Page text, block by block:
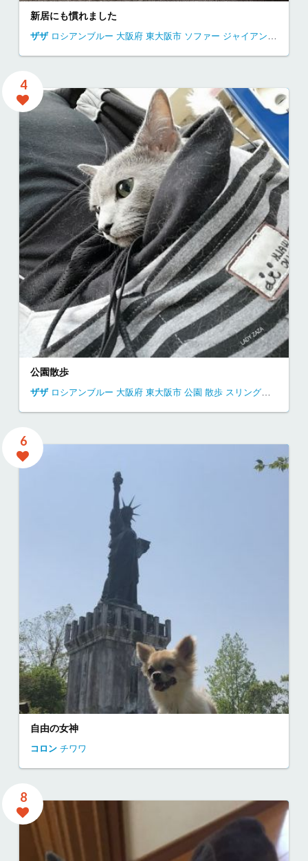
新居にも慣れました
ザザ ロシアンブルー 大阪府 東大阪市 ソファー ジャイアン 昼寝
4
公園散歩
ザザ ロシアンブルー 大阪府 東大阪市 公園 散歩 スリングバッグ
6
自由の女神
コロン チワワ
8